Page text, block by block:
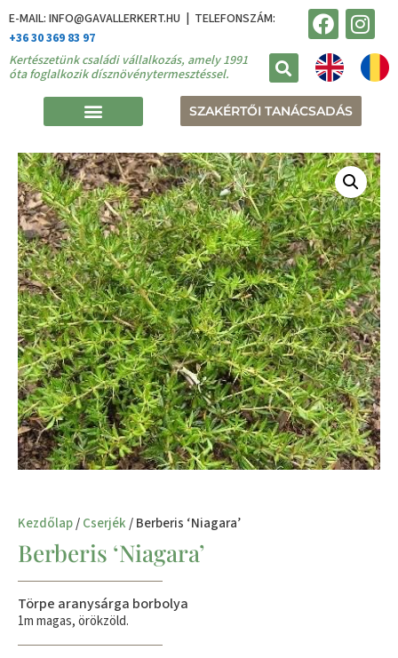
E-MAIL: INFO@GAVALLERKERT.HU | TELEFONSZÁM:
+36 30 369 83 97
Kertészetünk családi vállalkozás, amely 1991
óta foglalkozik dísznövénytermesztéssel.
SZAKÉRTŐI TANÁCSADÁS
Kezdőlap/Cserjék/ Berberis ‘Niagara’
Berberis ‘Niagara’
Törpe aranysárga borbolya
1m magas, örökzöld.